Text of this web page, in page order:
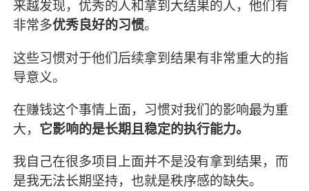
来越发现，优秀的人和拿到大结果的人，他们有
非常多优秀良好的习惯。
这些习惯对于他们后续拿到结果有非常重大的指
导意义。
在赚钱这个事情上面，习惯对我们的影响最为重
大， 它影响的是长期且稳定的执行能力。
我自己在很多项目上面并不是没有拿到结果，而
是我无法长期坚持，也就是秩序感的缺失。